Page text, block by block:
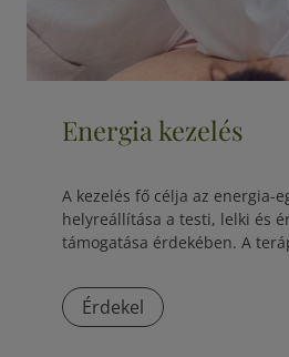
Energia kezelés
A kezelés fő célja az energia-
helyreállítása a testi, lelki és
támogatása érdekében. A
Érdekel